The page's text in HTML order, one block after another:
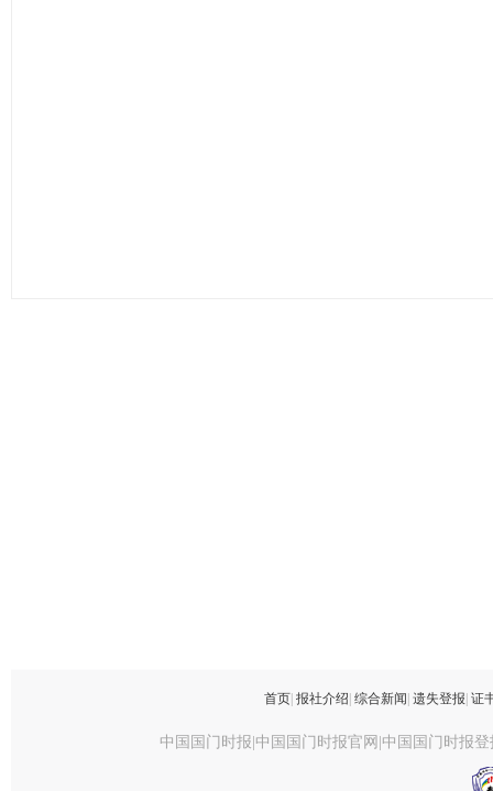
首页| 报社介绍 综合新闻 遗失登报 证
中国国门时报|中国国门时报官网|中国国门时报